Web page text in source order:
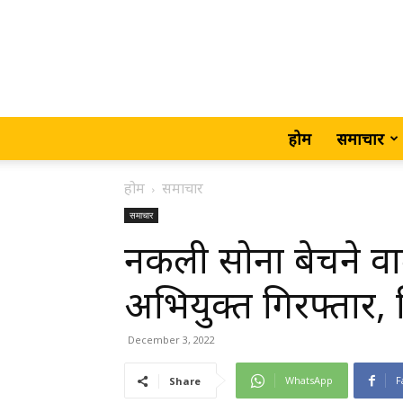
होम समाचार
होम समाचार
समाचार
नकली सोना बेचने
अभियुक्त गिरफ्तार,
December 3, 2022
Share WhatsApp